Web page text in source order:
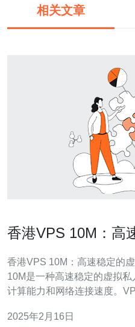
相关文章
香港VPS 10M：高
香港VPS 10M：高速稳定的虚拟私
10M是一种高速稳定的虚拟
计算能力和网络连接速度。
定的网络连接：香港VPS
2025年2月16日